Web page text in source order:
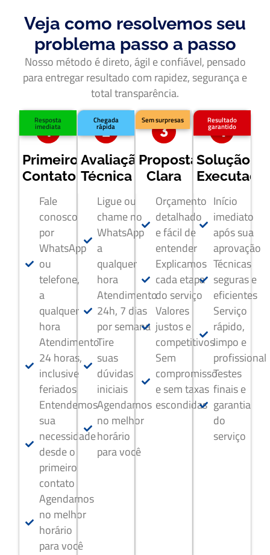
Veja como resolvemos seu
problema passo a passo
Nosso método é direto, ágil e confiável, pensado
para entregar resultado com rapidez, segurança e
total transparência.
Primeiro
Contato
Resposta
imediata
Fale
conosco
por
WhatsApp
ou
telefone,
a
qualquer
hora
Atendimento
24 horas,
inclusive
feriados
Entendemos
sua
necessidade
desde o
primeiro
contato
Agendamos
no melhor
horário
para você
Avaliação
Técnica
Chegada
rápida
Ligue ou
chame no
WhatsApp
a
qualquer
hora
Atendimento
24h, 7 dias
por semana
Tire
suas
dúvidas
iniciais
Agendamos
no melhor
horário
para você
Proposta
Clara
Sem surpresas
Orçamento
detalhado
e fácil de
entender
Explicamos
cada etapa
do serviço
Valores
justos e
competitivos
Sem
compromisso
e sem taxas
escondidas
Solução
Executada
Resultado
garantido
Início
imediato
após sua
aprovação
Técnicas
seguras e
eficientes
Serviço
rápido,
limpo e
profissional
Testes
finais e
garantia
do
serviço